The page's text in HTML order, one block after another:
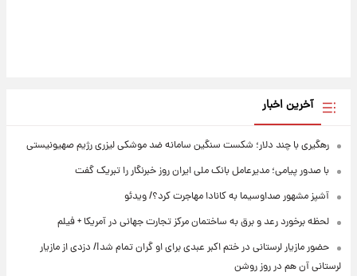
آخرین اخبار
رهگیری با چند دلار؛ شکست سنگین سامانه ضد موشکی لیزری رژیم صهیونیستی
با صدور پیامی؛ مدیرعامل بانک ملی ایران روز خبرنگار را تبریک گفت
آشپز مشهور صداوسیما به کانادا مهاجرت کرد؟/ ویدئو
لحظه برخورد رعد و برق به ساختمان مرکز تجارت جهانی در آمریکا + فیلم
حضور مازیار لرستانی در ختم اکبر عبدی برای او گران تمام شد!/ دزدی از مازیار
لرستانی آن هم در روز روشن